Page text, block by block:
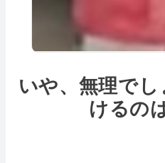
いや、無理でし
けるの